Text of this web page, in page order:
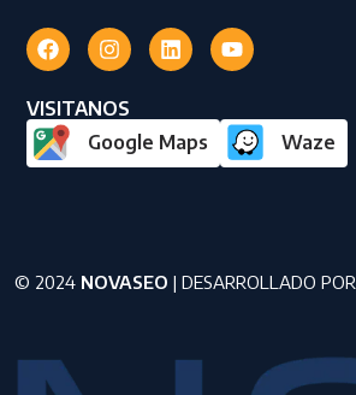
VISITANOS
Google Maps
Waze
© 2024 NOVASEO | DESARROLLADO POR